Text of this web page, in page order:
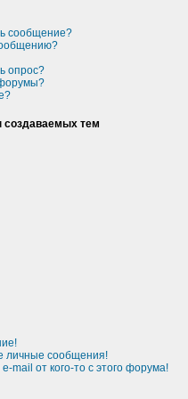
сообщение?
опрос?
создаваемых тем
личные сообщения!
mail от кого-то с этого форума!